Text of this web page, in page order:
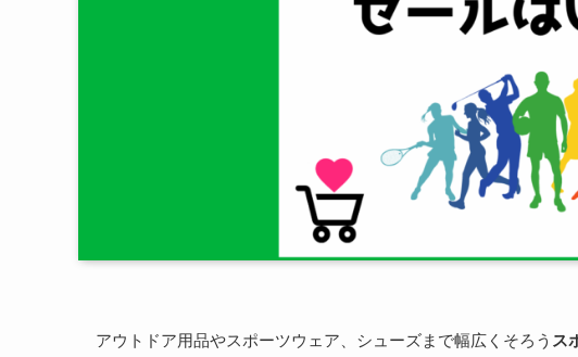
アウトドア用品やスポーツウェア、シューズまで幅広くそろう ス